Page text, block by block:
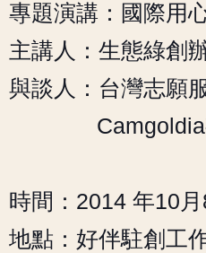
專題演講：國際用
主講人：生態綠創
與談人：台灣志願
Camgoldia有
時間：2014 年10
地點：好伴駐創工